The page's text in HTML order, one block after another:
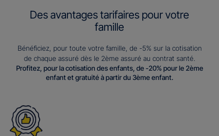
Des avantages tarifaires pour votre
famille
Bénéficiez, pour toute votre famille, de -5% sur la cotisation
de chaque assuré dès le 2ème assuré au contrat santé.
Profitez, pour la cotisation des enfants, de -20% pour le 2ème
enfant et gratuité à partir du 3ème enfant.